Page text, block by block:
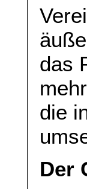
das
die
Der